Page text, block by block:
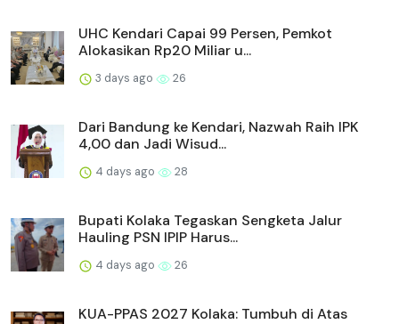
UHC Kendari Capai 99 Persen, Pemkot
Alokasikan Rp20 Miliar u...
3 days ago 26
Dari Bandung ke Kendari, Nazwah Raih IPK
4,00 dan Jadi Wisud...
4 days ago 28
Bupati Kolaka Tegaskan Sengketa Jalur
Hauling PSN IPIP Harus...
4 days ago 26
KUA-PPAS 2027 Kolaka: Tumbuh di Atas